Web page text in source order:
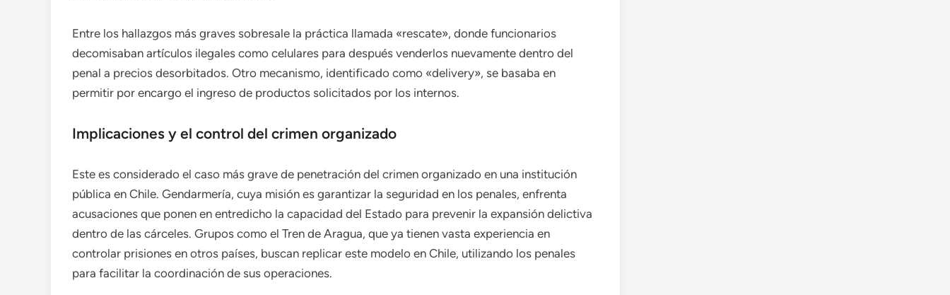
Entre los hallazgos más graves sobresale la práctica llamada «rescate», donde funcionarios
decomisaban artículos ilegales como celulares para después venderlos nuevamente dentro del
penal a precios desorbitados. Otro mecanismo, identificado como «delivery», se basaba en
permitir por encargo el ingreso de productos solicitados por los internos.
Implicaciones y el control del crimen organizado
Este es considerado el caso más grave de penetración del crimen organizado en una institución
pública en Chile. Gendarmería, cuya misión es garantizar la seguridad en los penales, enfrenta
acusaciones que ponen en entredicho la capacidad del Estado para prevenir la expansión delictiva
dentro de las cárceles. Grupos como el Tren de Aragua, que ya tienen vasta experiencia en
controlar prisiones en otros países, buscan replicar este modelo en Chile, utilizando los penales
para facilitar la coordinación de sus operaciones.